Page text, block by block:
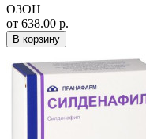
ОЗОН
от 638.00 р.
В корзину